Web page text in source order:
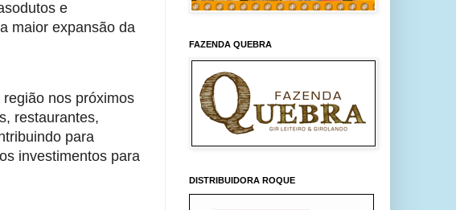
e
maior expansão da
nos próximos
restaurantes,
para
investimentos para
FAZENDA QUEBRA
DISTRIBUIDORA ROQUE